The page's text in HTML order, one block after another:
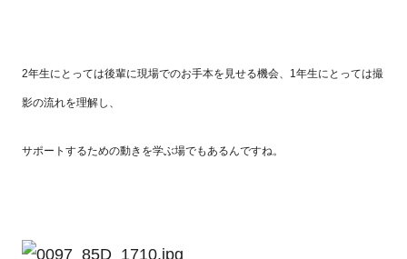
2年生にとっては後輩に現場でのお手本を見せる機会、1年生にとっては撮
影の流れを理解し、
サポートするための動きを学ぶ場でもあるんですね。